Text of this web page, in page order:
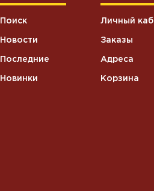
Поиск
Новости
Последние
Новинки
Личный
Заказы
Адреса
Корзина